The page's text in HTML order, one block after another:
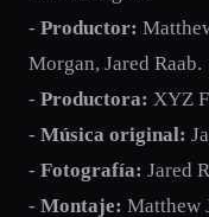
- Productor:
Morgan, Jared Raab.
- Productora: XYZ
- Música original:
- Fotografía: Jared
- Montaje: Matthew